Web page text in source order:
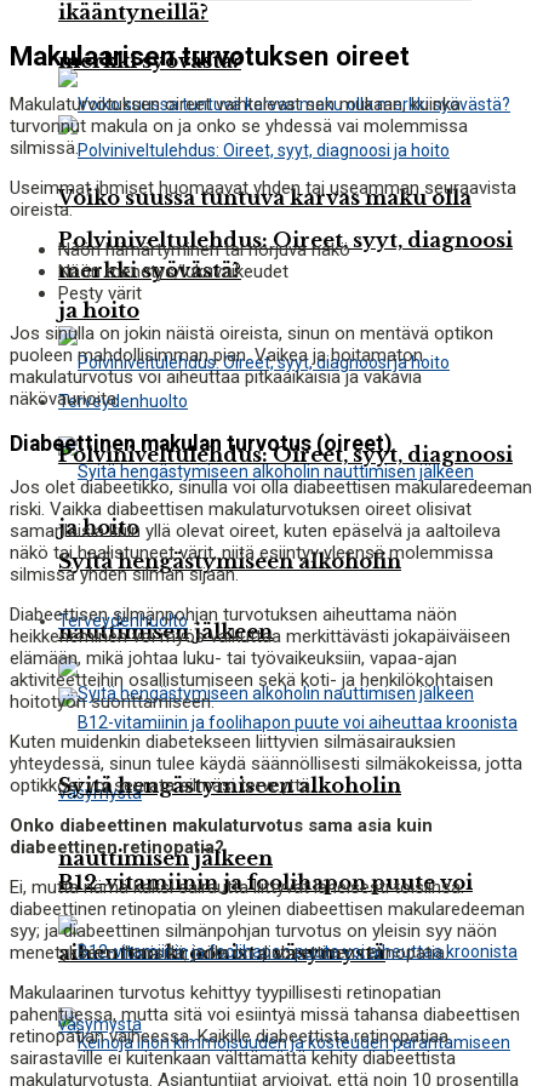
merkki syövästä?
Polviniveltulehdus: Oireet, syyt, diagnoosi
ja hoito
Terveydenhuolto
Syitä hengästymiseen alkoholin
nauttimisen jälkeen
B12-vitamiinin ja foolihapon puute voi
aiheuttaa kroonista väsymystä
ikääntyneillä?
Voiko suussa tuntuva karvas maku olla
merkki syövästä?
Polviniveltulehdus: Oireet, syyt, diagnoosi
ja hoito
Terveydenhuolto
Syitä hengästymiseen alkoholin
nauttimisen jälkeen
Makulaarisen turvotuksen oireet
Makulaturvotuksen oireet vaihtelevat sen mukaan, kuinka
turvonnut makula on ja onko se yhdessä vai molemmissa
silmissä.
Useimmat ihmiset huomaavat yhden tai useamman seuraavista
oireista:
Näön hämärtyminen tai horjuva näkö
Näön menetys/lukuvaikeudet
Pesty värit
Jos sinulla on jokin näistä oireista, sinun on mentävä optikon
puoleen mahdollisimman pian. Vaikea ja hoitamaton
makulaturvotus voi aiheuttaa pitkäaikaisia ​​ja vakavia
näkövaurioita.
Diabeettinen makulan turvotus (oireet)
Jos olet diabeetikko, sinulla voi olla diabeettisen makularedeeman
riski. Vaikka diabeettisen makulaturvotuksen oireet olisivat
samanlaisia ​​kuin yllä olevat oireet, kuten epäselvä ja aaltoileva
näkö tai haalistuneet värit, niitä esiintyy yleensä molemmissa
silmissä yhden silmän sijaan.
Diabeettisen silmänpohjan turvotuksen aiheuttama näön
heikkeneminen voi myös vaikuttaa merkittävästi jokapäiväiseen
elämään, mikä johtaa luku- tai työvaikeuksiin, vapaa-ajan
aktiviteetteihin osallistumiseen sekä koti- ja henkilökohtaisen
hoitotyön suorittamiseen.
Kuten muidenkin diabetekseen liittyvien silmäsairauksien
yhteydessä, sinun tulee käydä säännöllisesti silmäkokeissa, jotta
optikkosi voi seurata silmäsi terveyttä.
Onko diabeettinen makulaturvotus sama asia kuin
diabeettinen retinopatia?
Ei, mutta nämä kaksi sairautta liittyvät läheisesti toisiinsa:
diabeettinen retinopatia on yleinen diabeettisen makularedeeman
syy; ja diabeettinen silmänpohjan turvotus on yleisin syy näön
menetykseen ihmisillä, joilla on diabeettinen retinopatia.
Makulaarinen turvotus kehittyy tyypillisesti retinopatian
pahentuessa, mutta sitä voi esiintyä missä tahansa diabeettisen
retinopatian vaiheessa. Kaikille diabeettista retinopatiaa
sairastaville ei kuitenkaan välttämättä kehity diabeettista
makulaturvotusta. Asiantuntijat arvioivat, että noin 10 prosentilla